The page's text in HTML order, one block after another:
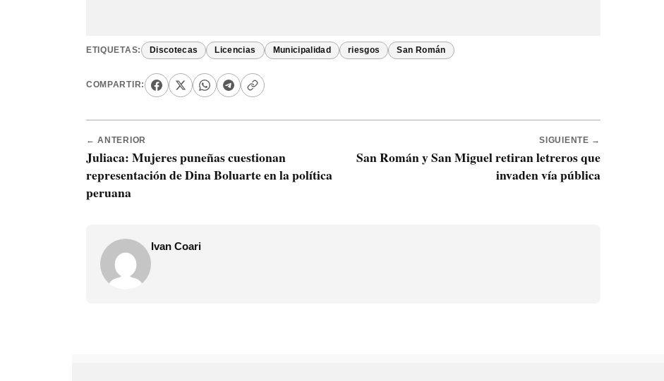
ETIQUETAS: Discotecas Licencias Municipalidad riesgos San Román
COMPARTIR:
← ANTERIOR
Juliaca: Mujeres puneñas cuestionan
representación de Dina Boluarte en la política
peruana
SIGUIENTE →
San Román y San Miguel retiran letreros que
invaden vía pública
Ivan Coari